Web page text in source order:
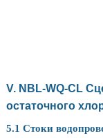
V. NBL-WQ-CL
остаточного
5.1 Стоки